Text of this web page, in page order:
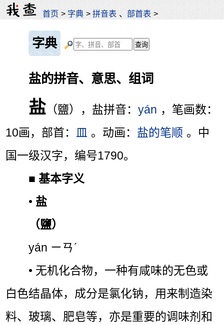
首页 > 字典 >拼音表 、部首表 >
字典
盐的拼音、意思、组词
盐 （鹽），盐拼音：yán ，笔画数：
10画，部首：
皿 。动画： 盐的笔顺 。中
国一级汉字，编号1790。
■基本字义
• 盐
（鹽）
yán ㄧㄢˊ
• 无机化合物，一种有咸味的无色或
白色结晶体，成分是氯化钠，用来制造染
料、玻璃、肥皂等，亦是重要的调味剂和